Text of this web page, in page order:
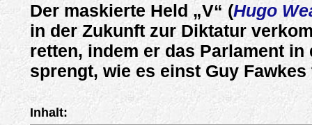
Der maskierte Held „V“ (Hugo
in der Zukunft zur Diktatur
retten, indem er das Parlament in
sprengt, wie es einst Guy
Inhalt: